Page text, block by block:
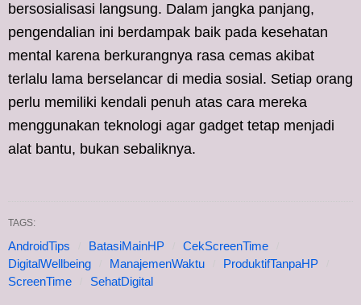
bersosialisasi langsung. Dalam jangka panjang,
pengendalian ini berdampak baik pada kesehatan
mental karena berkurangnya rasa cemas akibat
terlalu lama berselancar di media sosial. Setiap orang
perlu memiliki kendali penuh atas cara mereka
menggunakan teknologi agar gadget tetap menjadi
alat bantu, bukan sebaliknya.
TAGS:
AndroidTips BatasiMainHP
CekScreenTime
DigitalWellbeing
ManajemenWaktu
ProduktifTanpaHP
ScreenTime
SehatDigital